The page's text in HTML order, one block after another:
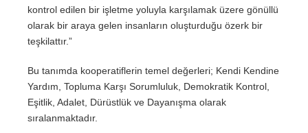
kontrol edilen bir işletme yoluyla karşılamak üzere gönüllü
olarak bir araya gelen insanların oluşturduğu özerk bir
teşkilattır.”
Bu tanımda kooperatiflerin temel değerleri; Kendi Kendine
Yardım, Topluma Karşı Sorumluluk, Demokratik Kontrol,
Eşitlik, Adalet, Dürüstlük ve Dayanışma olarak
sıralanmaktadır.